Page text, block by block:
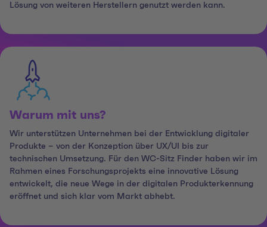
Lösung von weiteren Herstellern genutzt werden kann.
Warum mit uns?
Wir unterstützen Unternehmen bei der Entwicklung digitaler
Produkte – von der Konzeption über UX/UI bis zur
technischen Umsetzung. Für den WC-Sitz Finder haben wir im
Rahmen eines Forschungsprojekts eine innovative Lösung
entwickelt, die neue Wege in der digitalen Produkterkennung
eröffnet und sich klar vom Markt abhebt.